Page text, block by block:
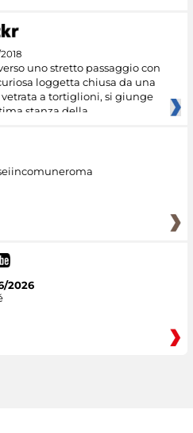
uno stretto passaggio con
loggetta chiusa da una
a tortiglioni, si giunge
stanza della
2026